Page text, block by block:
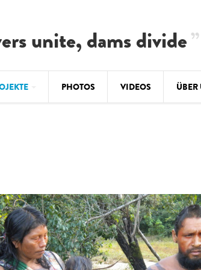
unite, dams divide
Science Week:
BiH:
warnt
2.500
Konzeptpapier
Meldebogen
Karte
PHOTOS VIDEOS ÜBER